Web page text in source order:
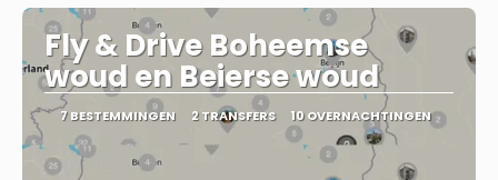
Fly & Drive Boheemse
woud en Beierse woud
7 BESTEMMINGEN 2 TRANSFERS 10 OVERNACHTINGEN